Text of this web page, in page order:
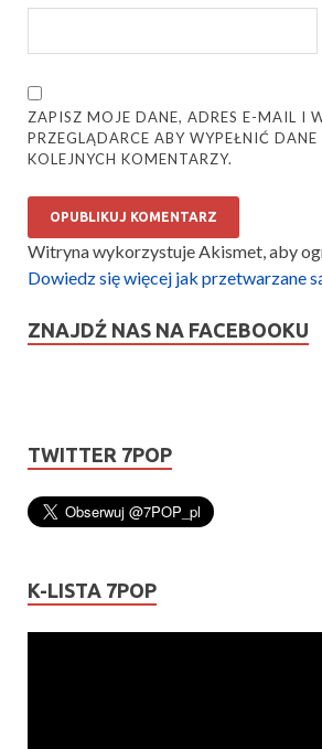
ZAPISZ MOJE DANE, ADRES E-MAIL I
PRZEGLĄDARCE ABY WYPEŁNIĆ
KOLEJNYCH KOMENTARZY.
Witryna wykorzystuje Akismet, aby
Dowiedz się więcej jak przetwarzane
ZNAJDŹ NAS NA FACEBOOKU
TWITTER 7POP
K-LISTA 7POP